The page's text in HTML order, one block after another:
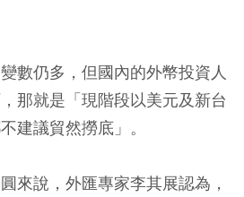
數仍多，但國內的外幣投資人
那就是「現階段以美元及新台
建議貿然撈底」。
來說，外匯專家李其展認為，